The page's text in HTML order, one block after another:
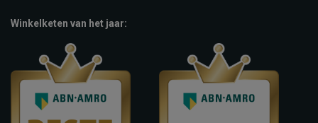
Winkelketen van het jaar: